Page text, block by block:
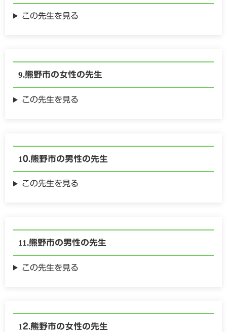
この先生を見る
熊野市の女性の先生
この先生を見る
熊野市の男性の先生
この先生を見る
熊野市の男性の先生
この先生を見る
熊野市の女性の先生